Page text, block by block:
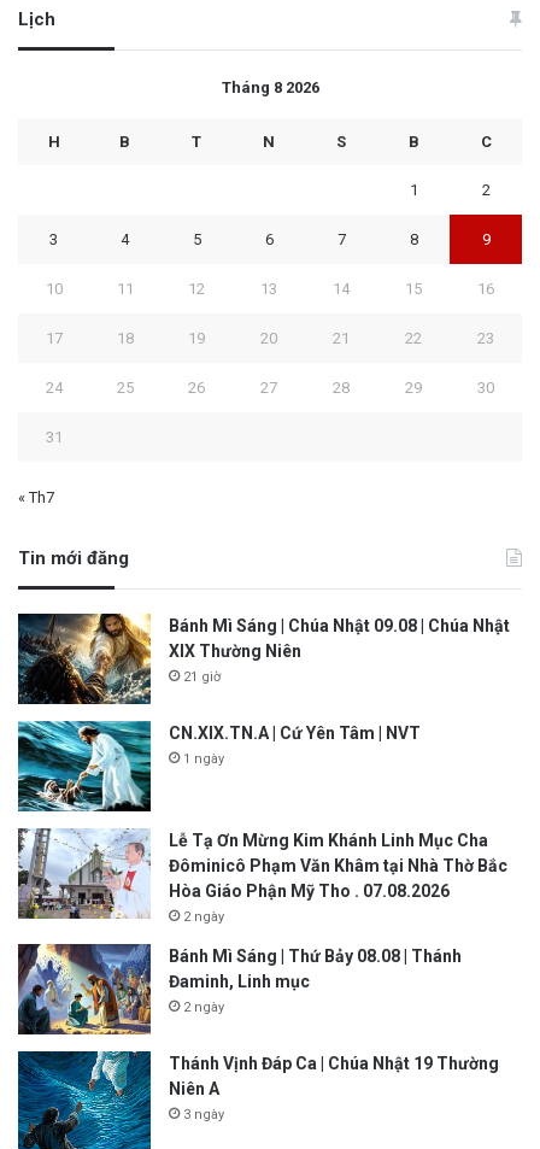
Lịch
Tháng 8 2026
H B T N S B C
1 2
3 4 5 6 7 8 9
10 11 12 13 14 15 16
17 18 19 20 21 22 23
24 25 26 27 28 29 30
31
« Th7
Tin mới đăng
Bánh Mì Sáng | Chúa Nhật 09.08 | Chúa Nhật
XIX Thường Niên
21 giờ
CN.XIX.TN.A | Cứ Yên Tâm | NVT
1 ngày
Lễ Tạ Ơn Mừng Kim Khánh Linh Mục Cha
Đôminicô Phạm Văn Khâm tại Nhà Thờ Bắc
Hòa Giáo Phận Mỹ Tho . 07.08.2026
2 ngày
Bánh Mì Sáng | Thứ Bảy 08.08 | Thánh
Đaminh, Linh mục
2 ngày
Thánh Vịnh Đáp Ca | Chúa Nhật 19 Thường
Niên A
3 ngày